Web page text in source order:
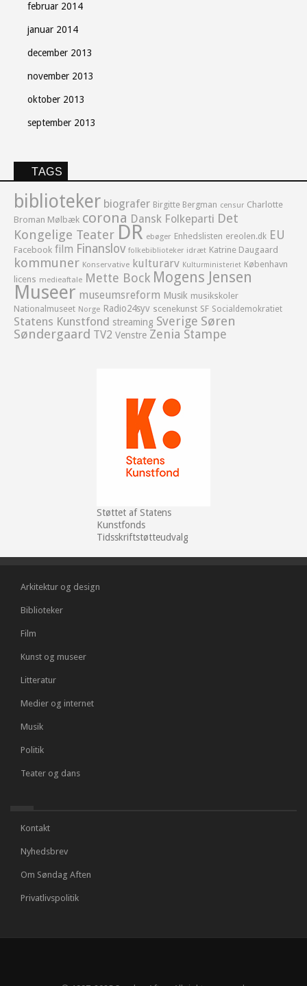
februar 2014
januar 2014
december 2013
november 2013
oktober 2013
september 2013
TAGS
biblioteker biografer Birgitte Bergman censur Charlotte
Broman Mølbæk corona Dansk Folkeparti Det
Kongelige Teater DR ebøger Enhedslisten ereolen.dk EU
Facebook film Finanslov folkebiblioteker idræt Katrine Daugaard
kommuner Konservative kulturarv Kulturministeriet København
licens medieaftale Mette Bock Mogens Jensen
Museer museumsreform Musik musikskoler
Nationalmuseet Norge Radio24syv scenekunst SF Socialdemokratiet
Statens Kunstfond streaming Sverige Søren
Søndergaard TV2 Venstre Zenia Stampe
Støttet af Statens
Kunstfonds
Tidsskriftstøtteudvalg
Arkitektur og design
Biblioteker
Film
Kunst og museer
Litteratur
Medier og internet
Musik
Politik
Teater og dans
Kontakt
Nyhedsbrev
Om Søndag Aften
Privatlivspolitik